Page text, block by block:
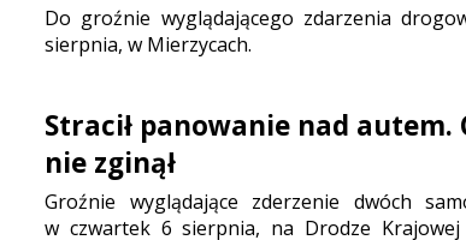
Do groźnie wyglądającego zdarzenia
sierpnia, w Mierzycach.
Stracił panowanie nad autem.
nie zginął
Groźnie wyglądające zderzenie dwóch
w czwartek 6 sierpnia, na Drodze Krajowej